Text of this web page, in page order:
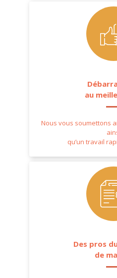
au
Nous vous soumettons
qu’un travail
Des pros
de